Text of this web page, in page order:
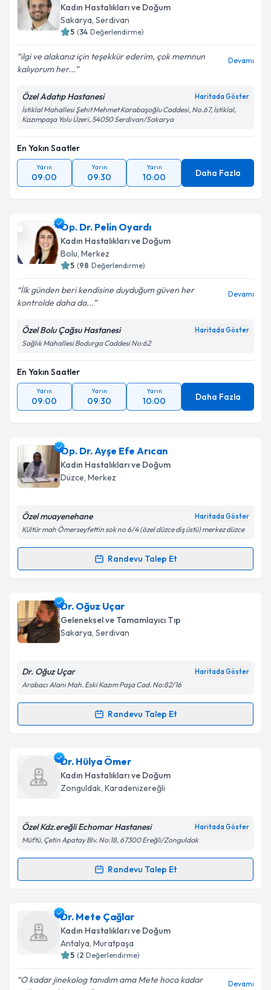
Kadın Hastalıkları ve Doğum
Sakarya, Serdivan
5 (34 Değerlendirme)
ilgi ve alakanız için teşekkür ederim, çok memnun
kalıyorum her...
Devamı
Özel Adatıp Hastanesi Haritada Göster
İstiklal Mahallesi Şehit Mehmet Karabaşoğlu Caddesi, No.67, İstiklal,
Kazımpaşa Yolu Üzeri, 54050 Serdivan/Sakarya
En Yakın Saatler
Yarın
09:00
Yarın
09:30
Yarın
10:00 Daha Fazla
Op. Dr. Pelin Oyardı
Kadın Hastalıkları ve Doğum
Bolu, Merkez
5 (98 Değerlendirme)
İlk günden beri kendisine duyduğum güven her
kontrolde daha da...
Devamı
Özel Bolu Çağsu Hastanesi Haritada Göster
Sağlık Mahallesi Bodurga Caddesi No:62
En Yakın Saatler
Yarın
09:00
Yarın
09:30
Yarın
10:00 Daha Fazla
Op. Dr. Ayşe Efe Arıcan
Kadın Hastalıkları ve Doğum
Düzce, Merkez
Özel muayenehane Haritada Göster
Kültür mah Ömerseyfettin sok no 6/4 (özel düzce diş üstü) merkez düzce
Randevu Talep Et
Randevu Takvimi Talebi
Op. Dr. Ayşe Efe Arıcan
oluşturun. Size bu uzmandan randevu almanız için bir
takvim hazırlandığında e-posta ile bilgilendireceğiz.
Kişisel verilerimin işlenmesine ilişkin
Metni'ni okudum ve kişisel verilerimin belirtilen
Takvim Talebini Gönder
Dr. Oğuz Uçar
Geleneksel ve Tamamlayıcı Tıp
Sakarya, Serdivan
Dr. Oğuz Uçar Haritada Göster
Arabacı Alanı Mah. Eski Kazım Paşa Cad. No:82/16
Randevu Talep Et
Randevu Takvimi Talebi
Dr. Oğuz Uçariçin randevu takvimi talebi oluşturun.
Size bu uzmandan randevu almanız için bir takvim
hazırlandığında e-posta ile bilgilendireceğiz.
Kişisel verilerimin işlenmesine ilişkin
Metni'ni okudum ve kişisel verilerimin belirtilen
Takvim Talebini Gönder
Dr. Hülya Ömer
Kadın Hastalıkları ve Doğum
Zonguldak, Karadenizereğli
Özel Kdz.ereğli Echomar Hastanesi Haritada Göster
Müftü, Çetin Apatay Blv. No:18, 67300 Ereğli/Zonguldak
Randevu Talep Et
Randevu Takvimi Talebi
Dr. Hülya Ömeriçin randevu takvimi talebi oluşturun.
Size bu uzmandan randevu almanız için bir takvim
hazırlandığında e-posta ile bilgilendireceğiz.
Dr. Mete Çağlar
Kadın Hastalıkları ve Doğum
Antalya, Muratpaşa
5 (2 Değerlendirme)
O kadar jinekolog tanıdım ama Mete hoca kadar
Devamı